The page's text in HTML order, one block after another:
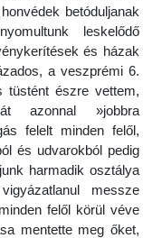
betóduljanak
leskelődő
és házak
a veszprémi 6.
tüstént észre vettem,
azonnal »jobbra
felelt minden felől,
és udvarokból pedig
harmadik osztálya
messze
felől körül véve
mentette meg őket,